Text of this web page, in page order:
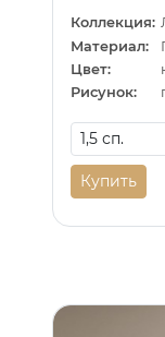
Коллекция:
Материал:
Цвет:
Рисунок:
Купить